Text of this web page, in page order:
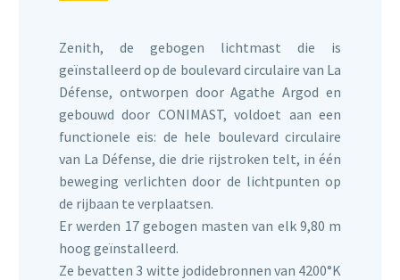
Zenith, de gebogen lichtmast die is
geïnstalleerd op de boulevard circulaire van La
Défense, ontworpen door Agathe Argod en
gebouwd door CONIMAST, voldoet aan een
functionele eis: de hele boulevard circulaire
van La Défense, die drie rijstroken telt, in één
beweging verlichten door de lichtpunten op
de rijbaan te verplaatsen.
Er werden 17 gebogen masten van elk 9,80 m
hoog geïnstalleerd.
Ze bevatten 3 witte jodidebronnen van 4200°K